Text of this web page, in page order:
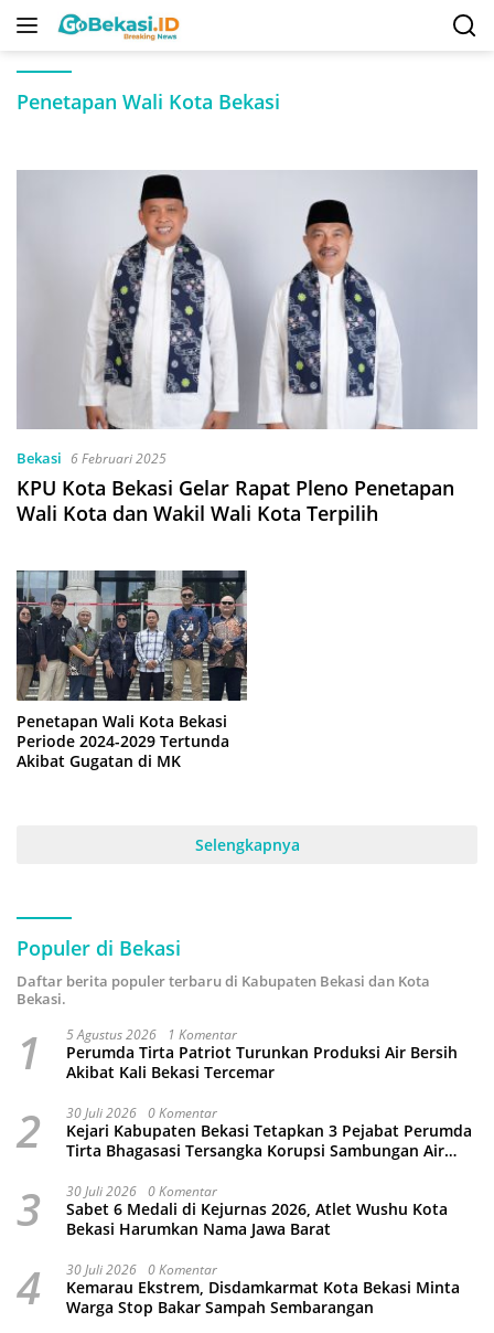
Langsung
Penetapan Wali Kota Bekasi
Bekasi 6 Februari 2025
KPU Kota Bekasi Gelar Rapat Pleno Penetapan
Wali Kota dan Wakil Wali Kota Terpilih
Penetapan Wali Kota Bekasi
Periode 2024-2029 Tertunda
Akibat Gugatan di MK
Selengkapnya
Populer di Bekasi
Daftar berita populer terbaru di Kabupaten Bekasi dan Kota
Bekasi.
1 5 Agustus 2026 1 Komentar
Perumda Tirta Patriot Turunkan Produksi Air Bersih
Akibat Kali Bekasi Tercemar
2 30 Juli 2026 0 Komentar
Kejari Kabupaten Bekasi Tetapkan 3 Pejabat Perumda
Tirta Bhagasasi Tersangka Korupsi Sambungan Air
3 30 Juli 2026 0 Komentar
Sabet 6 Medali di Kejurnas 2026, Atlet Wushu Kota
Bekasi Harumkan Nama Jawa Barat
4 30 Juli 2026 0 Komentar
Kemarau Ekstrem, Disdamkarmat Kota Bekasi Minta
Warga Stop Bakar Sampah Sembarangan